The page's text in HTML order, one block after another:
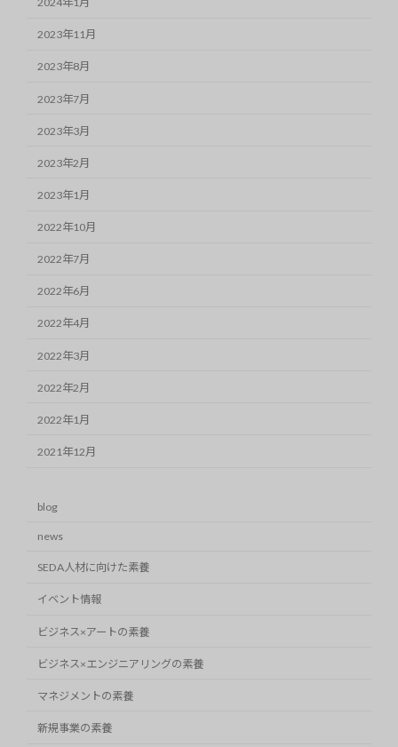
2023年11月
2023年8月
2023年7月
2023年3月
2023年2月
2023年1月
2022年10月
2022年7月
2022年6月
2022年4月
2022年3月
2022年2月
2022年1月
2021年12月
blog
news
SEDA人材に向けた素養
イベント情報
ビジネス×アートの素養
ビジネス×エンジニアリングの素養
マネジメントの素養
新規事業の素養